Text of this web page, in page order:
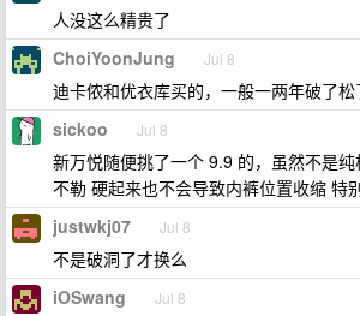
人没这么精贵了
ChoiYoonJung Jul 8
迪卡侬和优衣库买的，一般一两年破了
sickoo Jul 8
新万悦随便挑了一个 9.9 的，虽然不是
不勒 硬起来也不会导致内裤位置收缩 特
justwkj07 Jul 8
不是破洞了才换么
iOSwang Jul 8